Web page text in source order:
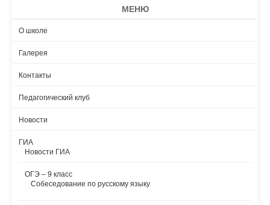
МЕНЮ
О школе
Галерея
Контакты
Педагогический клуб
Новости
ГИА
Новости ГИА
ОГЭ – 9 класс
Собеседование по русскому языку